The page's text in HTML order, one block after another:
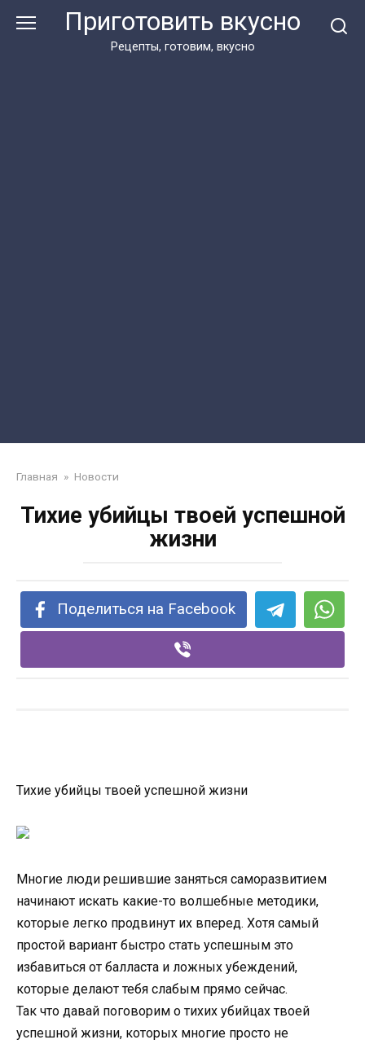
Приготовить вкусно
Рецепты, готовим, вкусно
Главная » Новости
Тихие убийцы твоей успешной
жизни
Поделиться на Facebook
Тихие убийцы твоей успешной жизни
Многие люди решившие заняться саморазвитием
начинают искать какие-то волшебные методики,
которые легко продвинут их вперед. Хотя самый
простой вариант быстро стать успешным это
избавиться от балласта и ложных убеждений,
которые делают тебя слабым прямо сейчас.
Так что давай поговорим о тихих убийцах твоей
успешной жизни, которых многие просто не